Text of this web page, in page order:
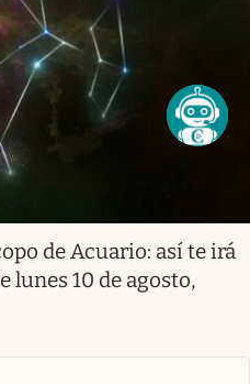
de Acuario: así te irá
lunes 10 de agosto,